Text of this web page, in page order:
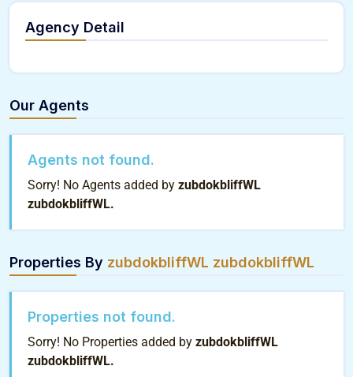
Agency Detail
Our Agents
Agents not found.
Sorry! No Agents added by zubdokbliffWL
zubdokbliffWL.
Properties By zubdokbliffWL zubdokbliffWL
Properties not found.
Sorry! No Properties added by zubdokbliffWL
zubdokbliffWL.